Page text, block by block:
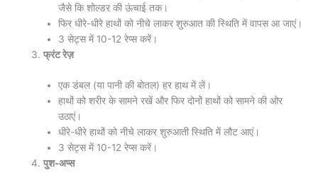
जैसे कि शोल्डर की ऊंचाई तक।
फिर धीरे-धीरे हाथों को नीचे लाकर शुरुआत की स्थिति में वापस आ जाएं।
3 सेट्स में 10-12 रेप्स करें।
फ्रंट रेज़
एक डंबल (या पानी की बोतल) हर हाथ में लें।
हाथों को शरीर के सामने रखें और फिर दोनों हाथों को सामने की ओर
उठाएं।
धीरे-धीरे हाथों को नीचे लाकर शुरुआती स्थिति में लौट आएं।
3 सेट्स में 10-12 रेप्स करें।
पुश-अप्स